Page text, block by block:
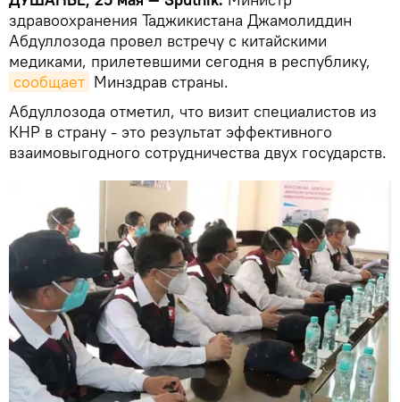
здравоохранения Таджикистана Джамолиддин
Абдуллозода провел встречу с китайскими
медиками, прилетевшими сегодня в республику,
сообщает Минздрав страны.
Абдуллозода отметил, что визит специалистов из
КНР в страну - это результат эффективного
взаимовыгодного сотрудничества двух государств.